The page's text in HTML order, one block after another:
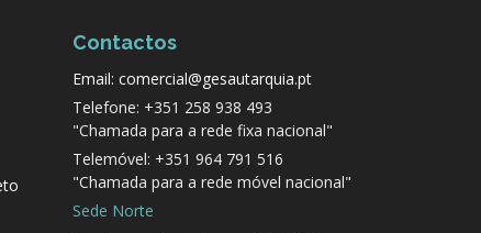
Contactos
Email: comercial@gesautarquia.pt
Telefone: +351 258 938 493
"Chamada para a rede fixa nacional"
Telemóvel: +351 964 791 516
"Chamada para a rede móvel nacional"
Sede Norte